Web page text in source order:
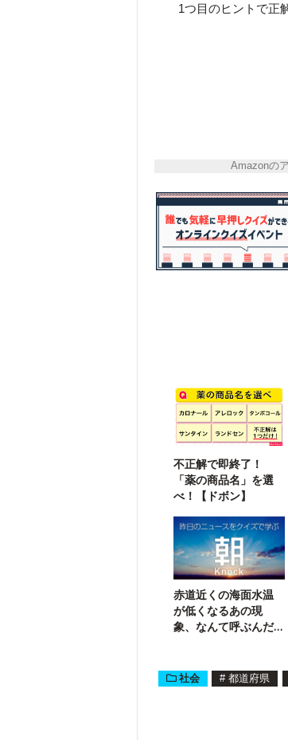
1つ目のヒントで
Amazonの
不正解で即終了！
「薬の商品名」を選
べ！【ドボン】
赤道近くの海面水温
が低くなるあの現
象、なんて呼ぶんだ
社会 # 都道府県